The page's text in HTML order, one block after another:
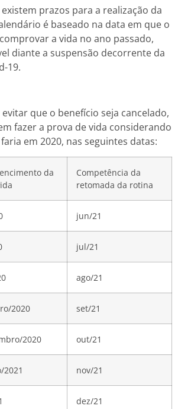
prazos para a realização da
é baseado na data em que o
a vida no ano passado,
diante a suspensão decorrente da
19.
que o benefício seja cancelado,
fazer a prova de vida considerando
em 2020, nas seguintes datas:
da
Competência da
retomada da rotina
jun/21
jul/21
ago/21
2020 set/21
2020 out/21
2021 nov/21
dez/21